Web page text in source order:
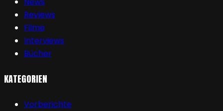
Reviews
Filme
Interviews
Bücher
KATEGORIEN
Vorberichte